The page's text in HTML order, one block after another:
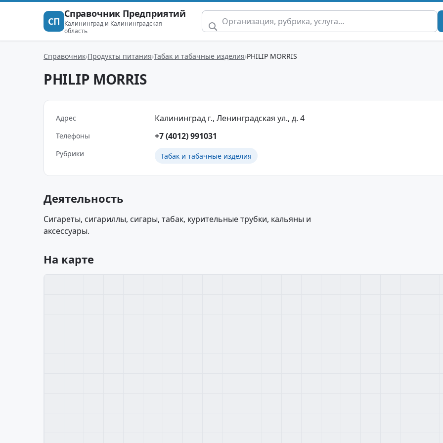
СП
Справочник Предприятий
Калининград и Калининградская
область
Справочник Продукты питания Табак и табачные изделия PHILIP MORRIS
PHILIP MORRIS
Адрес Калининград г., Ленинградская ул., д. 4
Телефоны +7 (4012) 991031
Рубрики Табак и табачные изделия
Деятельность
Сигареты, сигариллы, сигары, табак, курительные трубки, кальяны и
аксессуары.
На карте